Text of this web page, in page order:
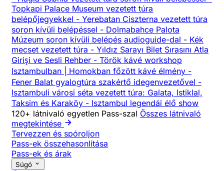
Topkapi Palace Museum vezetett túra
belépőjegyekkel - Yerebatan Ciszterna vezetett túra
soron kívüli belépéssel - Dolmabahce Palota
Múzeum soron kívüli belépés audioguide-dal - Kék
mecset vezetett túra - Yıldız Sarayı Bilet Sırasını Atla
Girişi ve Sesli Rehber - Török kávé workshop
Isztambulban | Homokban főzött kávé élmény -
Fener Balat gyalogtúra szakértő idegenvezetővel -
Isztambuli városi séta vezetett túra: Galata, Istiklal,
Taksim és Karaköy - Isztambul legendái élő show
120+ látnivaló egyetlen Pass-szal Összes látnivaló
megtekintése
Tervezzen és spóroljon
Pass-ek összehasonlítása
Pass-ek és árak
Súgó